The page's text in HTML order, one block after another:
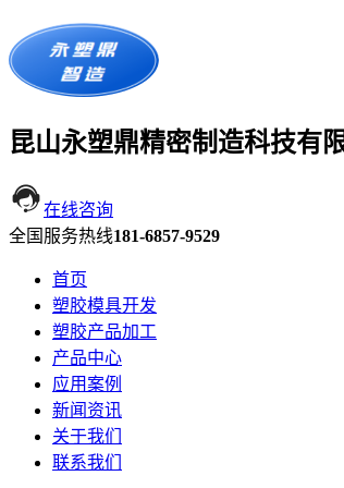
昆山永塑鼎精密制造科技有
在线咨询
全国服务热线181-6857-9529
首页
塑胶模具开发
塑胶产品加工
产品中心
应用案例
新闻资讯
关于我们
联系我们